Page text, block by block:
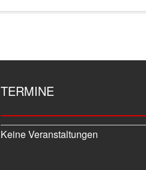
TERMINE
Keine Veranstaltungen